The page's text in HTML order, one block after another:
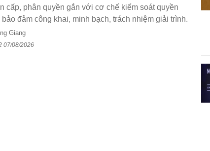
cấp, phân quyền gắn với cơ chế kiểm soát quyền
bảo đảm công khai, minh bạch, trách nhiệm giải trình.
Giang
07/08/2026